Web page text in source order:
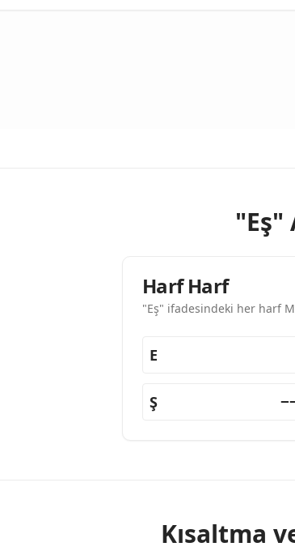
"Eş"
Harf Harf
"Eş" ifadesindeki her harf
E
Ş
Kısaltma